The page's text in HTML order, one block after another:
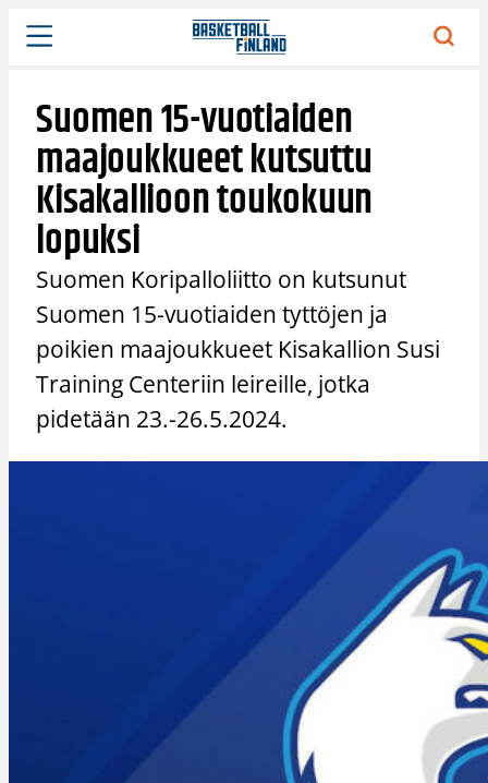
Siirry
sisältöön
Suomen 15-vuotiaiden
maajoukkueet kutsuttu
Kisakallioon toukokuun
lopuksi
Suomen Koripalloliitto on kutsunut
Suomen 15-vuotiaiden tyttöjen ja
poikien maajoukkueet Kisakallion Susi
Training Centeriin leireille, jotka
pidetään 23.-26.5.2024.